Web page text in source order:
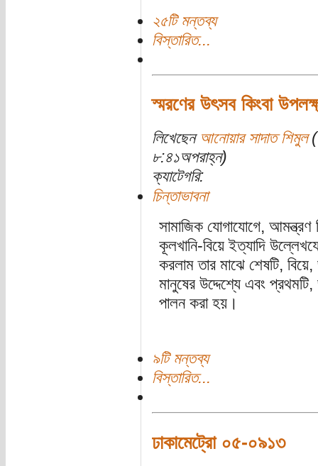
২৫টি মন্তব্য
বিস্তারিত...
স্মরণের উৎসব কিংবা
লিখেছেন আনোয়ার সাদাত শিমুল
৮:৪১অপরাহ্ন)
ক্যাটেগরি:
চিন্তাভাবনা
সামাজিক যোগাযোগে, আমন্ত্রণ
কূলখানি-বিয়ে ইত্যাদি
করলাম তার মাঝে শেষটি,
মানুষের উদ্দেশ্যে এবং
পালন করা হয়।
৯টি মন্তব্য
বিস্তারিত...
ঢাকামেট্রো ০৫-০৯১৩